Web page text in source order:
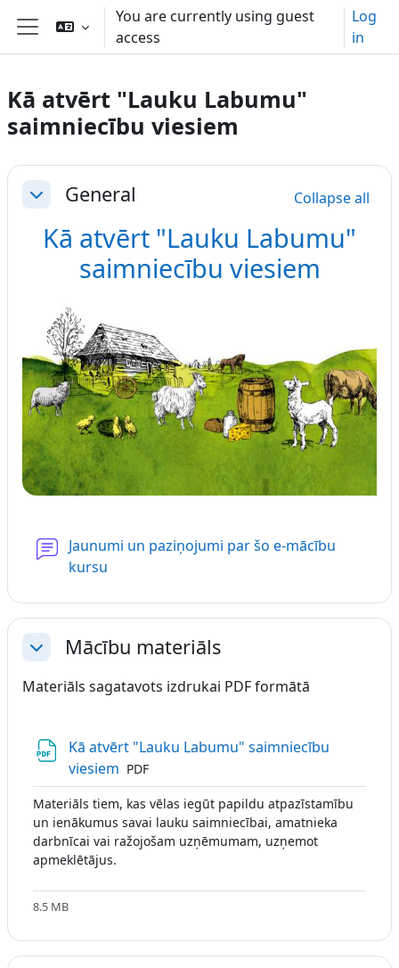
Skip to main content
Side panel
You are currently using guest
access
Log
in
Kā atvērt "Lauku Labumu"
saimniecību viesiem
Section outline
CollapseGeneral Collapse all
Kā atvērt "Lauku Labumu"
saimniecību viesiem
Jaunumi un paziņojumi par šo e-mācību
kursu
CollapseMācību materiāls
Materiāls sagatavots izdrukai PDF formātā
Kā atvērt "Lauku Labumu" saimniecību
viesiem File
PDF
Materiāls tiem, kas vēlas iegūt papildu atpazīstamību
un ienākumus savai lauku saimniecībai, amatnieka
darbnīcai vai ražojošam uzņēmumam, uzņemot
apmeklētājus.
8.5 MB